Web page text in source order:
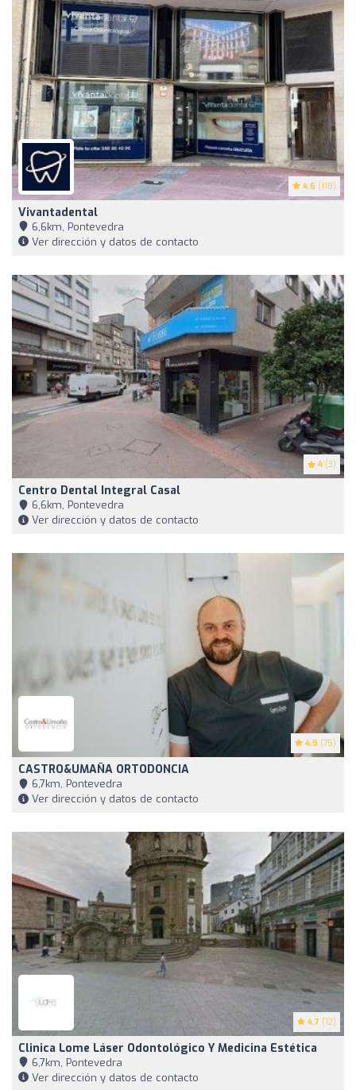
4.6 (118)
Vivantadental
6,6km, Pontevedra
Ver dirección y datos de contacto
4 (3)
Centro Dental Integral Casal
6,6km, Pontevedra
Ver dirección y datos de contacto
4.9 (75)
CASTRO&UMAÑA ORTODONCIA
6,7km, Pontevedra
Ver dirección y datos de contacto
4.7 (12)
Clinica Lome Láser Odontológico Y Medicina Estética
6,7km, Pontevedra
Ver dirección y datos de contacto